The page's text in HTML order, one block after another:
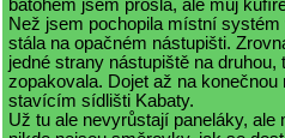
batohem jsem prošla, ale můj
Než jsem pochopila místní
stála na opačném nástupišti.
jedné strany nástupiště na
zopakovala. Dojet až na
stavícím sídlišti Kabaty.
Už tu ale nevyrůstají paneláky,